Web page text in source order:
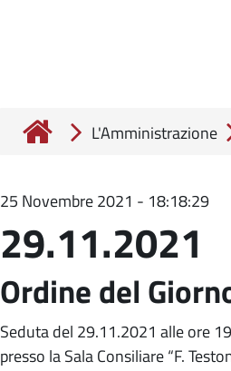
L'Amministrazione
25 Novembre 2021 - 18:18:29
29.11.2021
Ordine del
Seduta del 29.11.2021 alle ore
presso la Sala Consiliare “F.